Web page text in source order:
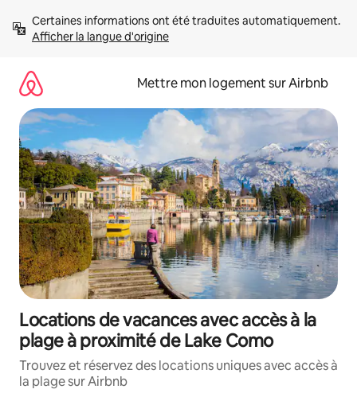
directement
Afficher la langue d'origine
Mettre mon logement sur Airbnb
Locations de vacances avec accès à la
plage à proximité de Lake Como
Trouvez et réservez des locations uniques avec accès à
la plage sur Airbnb